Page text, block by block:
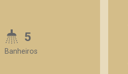
5
Banheiros